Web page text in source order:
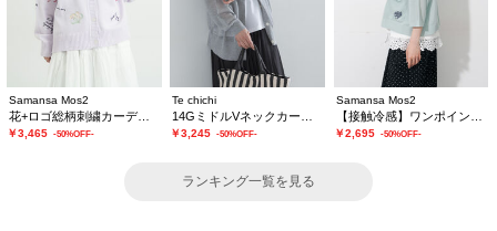
Samansa Mos2
￥3,465 -50%OFF-
Te chichi
￥3,245 -50%OFF-
Samansa Mos2
￥2,695 -50%OFF-
ランキング一覧を見る